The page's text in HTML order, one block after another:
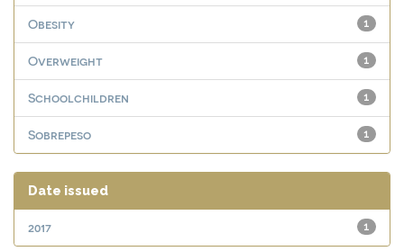
1
Obesity
1
Overweight
1
Schoolchildren
1
Sobrepeso
Date issued
1
2017